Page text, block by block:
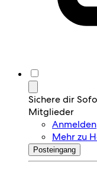
Sichere dir
Mitglieder
Anmelden
Mehr zu
Posteingang